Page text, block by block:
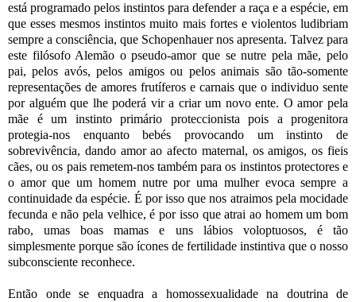
está programado pelos instintos para defender a raça e a espécie, em
que esses mesmos instintos muito mais fortes e violentos ludibriam
sempre a consciência, que Schopenhauer nos apresenta. Talvez para
este filósofo Alemão o pseudo-amor que se nutre pela mãe, pelo
pai, pelos avós, pelos amigos ou pelos animais são tão-somente
representações de amores frutíferos e carnais que o individuo sente
por alguém que lhe poderá vir a criar um novo ente. O amor pela
mãe é um instinto primário proteccionista pois a progenitora
protegia-nos enquanto bebés provocando um instinto de
sobrevivência, dando amor ao afecto maternal, os amigos, os fieis
cães, ou os pais remetem-nos também para os instintos protectores e
o amor que um homem nutre por uma mulher evoca sempre a
continuidade da espécie. É por isso que nos atraimos pela mocidade
fecunda e não pela velhice, é por isso que atrai ao homem um bom
rabo, umas boas mamas e uns lábios voloptuosos, é tão
simplesmente porque são ícones de fertilidade instintiva que o nosso
subconsciente reconhece.
Então onde se enquadra a homossexualidade na doutrina de